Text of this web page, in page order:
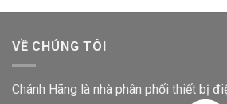
VỀ CHÚNG TÔI
Chánh Hãng là nhà phân phối thiết bị